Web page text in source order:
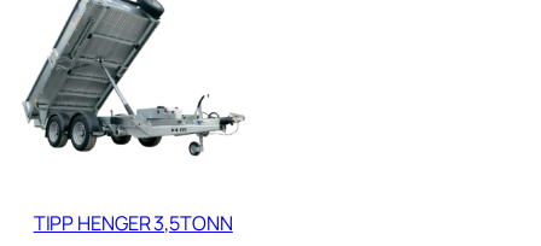
TIPP HENGER 3,5TONN